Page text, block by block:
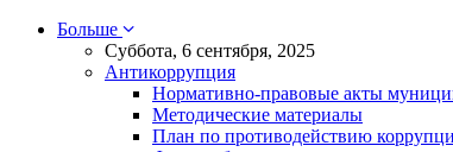
Больше
Суббота, 6 сентября, 2025
Антикоррупция
Нормативно-правовые акты
Методические материалы
План по противодействию